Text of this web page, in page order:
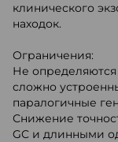
клинического
находок.
Ограничения:
Не
сложно
паралогичные
Снижение
GC и длинными